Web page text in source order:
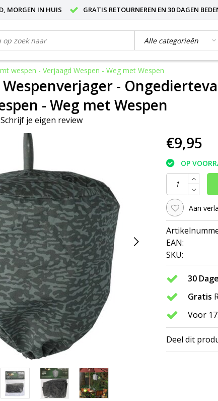
MORGEN IN HUIS GRATIS RETOURNEREN EN 30 DAGEN
wespen - Verjaagd Wespen - Weg met Wespen
-
- Weg met Wespen
Schrijf je eigen review
€9,95
OP
Aan
EAN:
SKU:
30
Gratis
Voor
Deel dit